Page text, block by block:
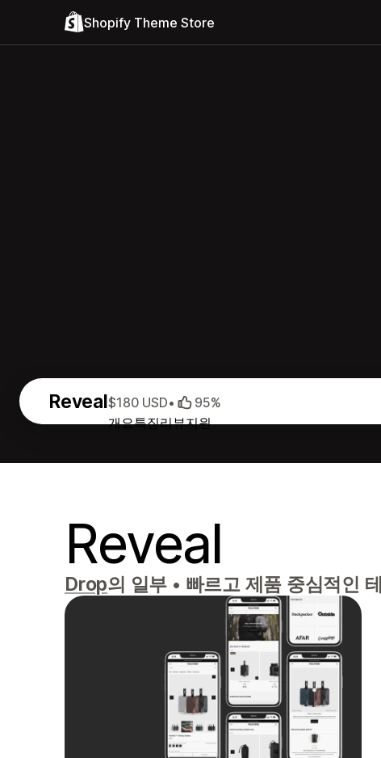
Shopify Theme Store
Reveal
개요특징리뷰지원
$180 USD• 95%
Reveal
Drop의 일부 • 빠르고 제품 중심적인